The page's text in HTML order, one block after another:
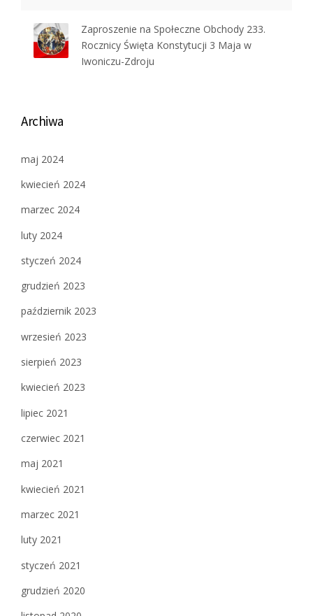
Zaproszenie na Społeczne Obchody 233.
Rocznicy Święta Konstytucji 3 Maja w
Iwoniczu-Zdroju
Archiwa
maj 2024
kwiecień 2024
marzec 2024
luty 2024
styczeń 2024
grudzień 2023
październik 2023
wrzesień 2023
sierpień 2023
kwiecień 2023
lipiec 2021
czerwiec 2021
maj 2021
kwiecień 2021
marzec 2021
luty 2021
styczeń 2021
grudzień 2020